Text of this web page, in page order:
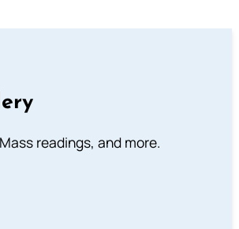
readings, and more.